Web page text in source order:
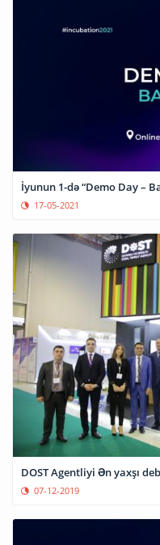
İyunun 1-də “Demo Day –
17-05-2021
DOST Agentliyi Ən yaxşı
07-12-2019